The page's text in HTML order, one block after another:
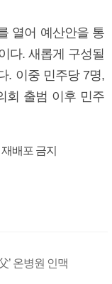
열어 예산안을 통
다. 새롭게 구성될
. 이중 민주당 7명,
회 출범 이후 민주
배포 금지
’ 온병원 인맥